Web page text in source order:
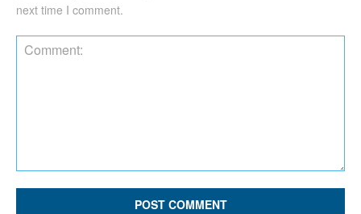
next time I comment.